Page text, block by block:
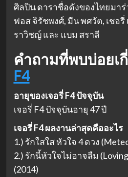
ศิลปิน ดาราชื่อดังของไทยมา
ฟอส จิรัชพงศ์, มีน พศวัต, เชอ
ราวิชญ์ และ แบม สราลี
คำถามที่พบบ่อยเ
F4
อายุของเจอรี่ F4 ปัจจุบัน
เจอรี่ F4 ปัจจุบันอายุ 47 ปี
เจอรี่ F4 ผลงานล่าสุดคืออะไร
1.) รักใสใส หัวใจ 4 ดวง
2.) รักนี้หัวใจไม่อาจลืม
(2014)